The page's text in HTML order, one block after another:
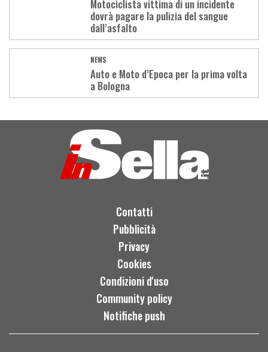
Motociclista vittima di un incidente
dovrà pagare la pulizia del sangue
dall’asfalto
NEWS
Auto e Moto d’Epoca per la prima volta
a Bologna
More
Contatti
Pubblicità
Privacy
Cookies
Condizioni d'uso
Community policy
Notifiche push